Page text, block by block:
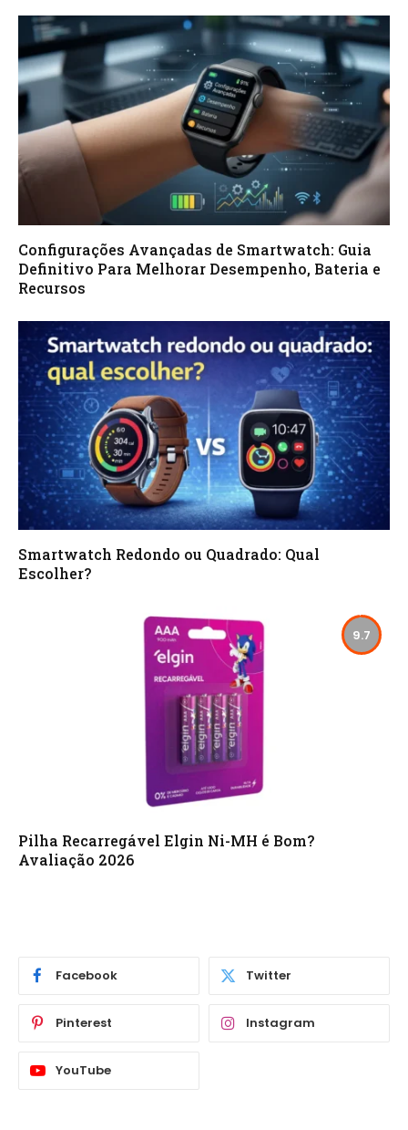
Configurações Avançadas de Smartwatch: Guia
Definitivo Para Melhorar Desempenho, Bateria e
Recursos
Smartwatch Redondo ou Quadrado: Qual
Escolher?
9.7
Pilha Recarregável Elgin Ni-MH é Bom?
Avaliação 2026
Facebook Twitter
Pinterest Instagram
YouTube